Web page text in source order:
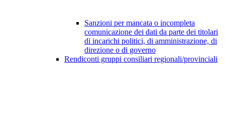
Sanzioni per mancata o incompleta
comunicazione dei dati da parte dei titolari
di incarichi politici, di amministrazione, di
direzione o di governo
Rendiconti gruppi consiliari regionali/provinciali